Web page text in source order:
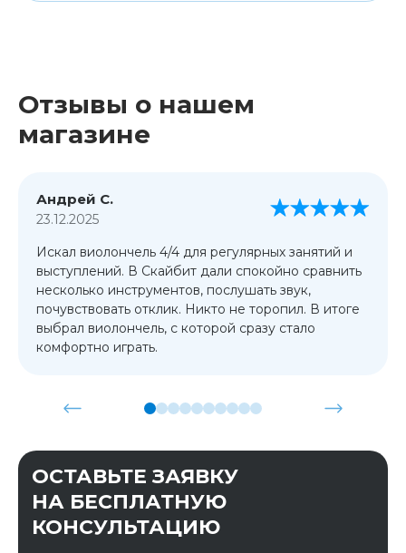
Отзывы о нашем
магазине
Андрей С.
23.12.2025
Искал виолончель 4/4 для регулярных занятий и
выступлений. В Скайбит дали спокойно сравнить
несколько инструментов, послушать звук,
почувствовать отклик. Никто не торопил. В итоге
выбрал виолончель, с которой сразу стало
комфортно играть.
ОСТАВЬТЕ ЗАЯВКУ
НА БЕСПЛАТНУЮ
КОНСУЛЬТАЦИЮ